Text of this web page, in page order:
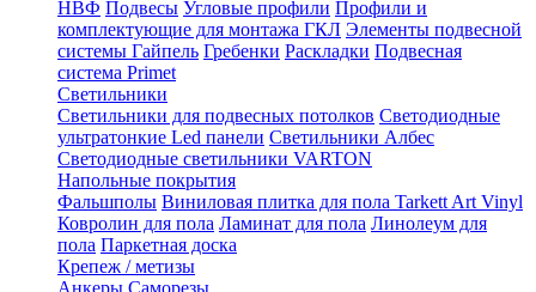
НВФ Подвесы Угловые профили Профили и
комплектующие для монтажа ГКЛ Элементы подвесной
системы Гайпель Гребенки Раскладки Подвесная
система Primet
Светильники
Светильники для подвесных потолков Светодиодные
ультратонкие Led панели Светильники Албес
Светодиодные светильники VARTON
Напольные покрытия
Фальшполы Виниловая плитка для пола Tarkett Art Vinyl
Ковролин для пола Ламинат для пола Линолеум для
пола Паркетная доска
Крепеж / метизы
Анкеры Саморезы